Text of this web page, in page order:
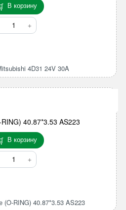
В корзину
4D31 24V 30A
В корзину
(O-RING) 40.87*3.53 AS223